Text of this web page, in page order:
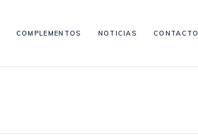
COMPLEMENTOS NOTICIAS CONTACTO